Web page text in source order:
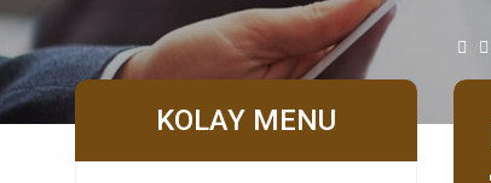
KOLAY MENU